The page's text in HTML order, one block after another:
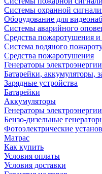
Системы охранной
Оборудование для
Системы аварийного
Средства пожаротушения
Система водяного
Средства пожаротушения
Генераторы
Батарейки, аккумуляторы,
Зарядные устройства
Батарейки
Аккумуляторы
Генераторы электроэнергии
Бензо-дизельные
Фотоэлектрические
Матрас
Как купить
Условия оплаты
Условия доставки